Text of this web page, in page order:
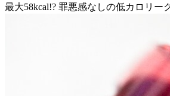
最大58kcal!? 罪悪感なしの低カロリー